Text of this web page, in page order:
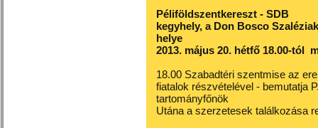
Péliföldszentkereszt - SDB
kegyhely, a Don Bosco
helye
2013. május 20. hétfő 18.00-tól
18.00 Szabadtéri szentmise az
fiatalok részvételével - bemutatja
tartományfőnök
Utána a szerzetesek találkozása